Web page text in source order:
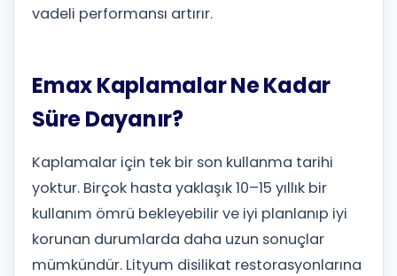
vadeli performansı artırır.
Emax Kaplamalar Ne Kadar
Süre Dayanır?
Kaplamalar için tek bir son kullanma tarihi
yoktur. Birçok hasta yaklaşık 10–15 yıllık bir
kullanım ömrü bekleyebilir ve iyi planlanıp iyi
korunan durumlarda daha uzun sonuçlar
mümkündür. Lityum disilikat restorasyonlarına